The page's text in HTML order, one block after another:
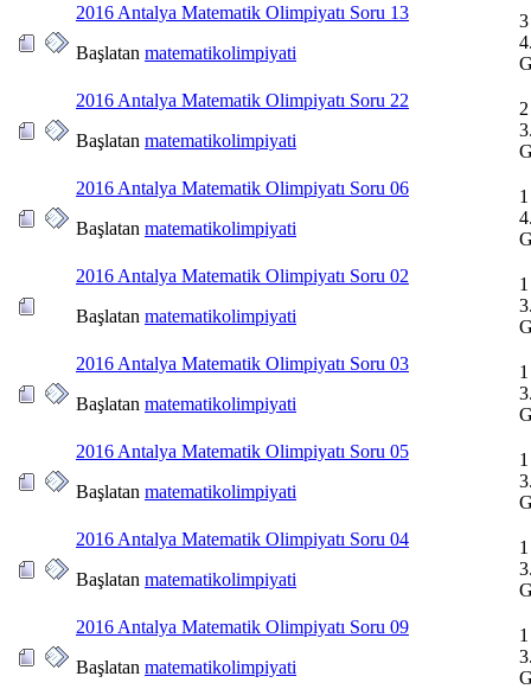
2016 Antalya Matematik Olimpiyatı Soru 13
Başlatan matematikolimpiyati
3
2016 Antalya Matematik Olimpiyatı Soru 22
Başlatan matematikolimpiyati
2016 Antalya Matematik Olimpiyatı Soru 06
Başlatan matematikolimpiyati
2016 Antalya Matematik Olimpiyatı Soru 02
Başlatan matematikolimpiyati
2016 Antalya Matematik Olimpiyatı Soru 03
Başlatan matematikolimpiyati
2016 Antalya Matematik Olimpiyatı Soru 05
Başlatan matematikolimpiyati
2016 Antalya Matematik Olimpiyatı Soru 04
Başlatan matematikolimpiyati
2016 Antalya Matematik Olimpiyatı Soru 09
Başlatan matematikolimpiyati